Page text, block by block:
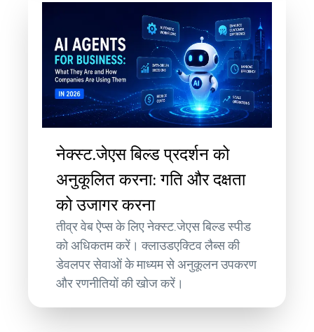
नेक्स्ट.जेएस बिल्ड प्रदर्शन को
अनुकूलित करना: गति और दक्षता
को उजागर करना
तीव्र वेब ऐप्स के लिए नेक्स्ट.जेएस बिल्ड स्पीड
को अधिकतम करें। क्लाउडएक्टिव लैब्स की
डेवलपर सेवाओं के माध्यम से अनुकूलन उपकरण
और रणनीतियों की खोज करें।